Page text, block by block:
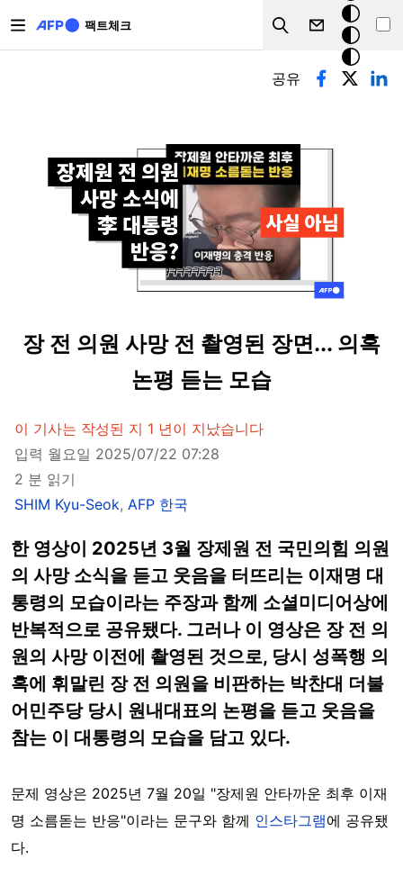
팩트체크
Search
크
모
드
기본탭
공유
장 전 의원 사망 전 촬영된 장면... 의혹
논평 듣는 모습
이 기사는 작성된 지 1 년이 지났습니다
입력 월요일 2025/07/22 07:28
2 분 읽기
SHIM Kyu-Seok, AFP 한국
한 영상이 2025년 3월 장제원 전 국민의힘 의원
의 사망 소식을 듣고 웃음을 터뜨리는 이재명 대
통령의 모습이라는 주장과 함께 소셜미디어상에
반복적으로 공유됐다. 그러나 이 영상은 장 전 의
원의 사망 이전에 촬영된 것으로, 당시 성폭행 의
혹에 휘말린 장 전 의원을 비판하는 박찬대 더불
어민주당 당시 원내대표의 논평을 듣고 웃음을
참는 이 대통령의 모습을 담고 있다.
문제 영상은 2025년 7월 20일 "장제원 안타까운 최후 이재
명 소름돋는 반응"이라는 문구와 함께 인스타그램에 공유됐
다.